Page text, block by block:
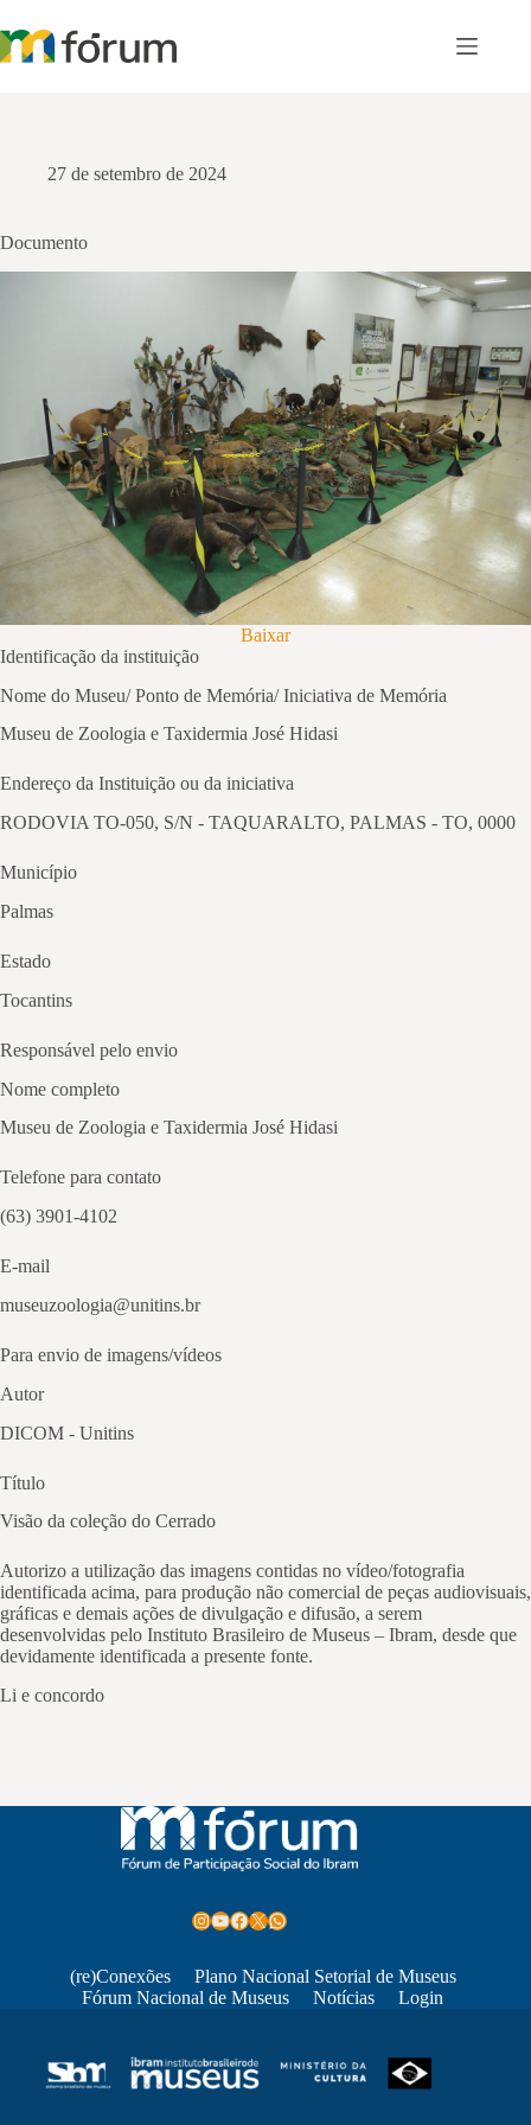
para
o
27 de setembro de 2024
Documento
Baixar
Identificação da instituição
Nome do Museu/ Ponto de Memória/ Iniciativa de Memória
Museu de Zoologia e Taxidermia José Hidasi
Endereço da Instituição ou da iniciativa
RODOVIA TO-050, S/N - TAQUARALTO, PALMAS - TO, 0000
Município
Palmas
Estado
Tocantins
Responsável pelo envio
Nome completo
Museu de Zoologia e Taxidermia José Hidasi
Telefone para contato
(63) 3901-4102
E-mail
museuzoologia@unitins.br
Para envio de imagens/vídeos
Autor
DICOM - Unitins
Título
Visão da coleção do Cerrado
Autorizo a utilização das imagens contidas no vídeo/fotografia
identificada acima, para produção não comercial de peças audiovisuais,
gráficas e demais ações de divulgação e difusão, a serem
desenvolvidas pelo Instituto Brasileiro de Museus – Ibram, desde que
devidamente identificada a presente fonte.
Li e concordo
Instagram
Youtube
Facebook
X WhatsApp
(re)Conexões
Plano Nacional Setorial de Museus
Fórum Nacional de Museus
Notícias Login